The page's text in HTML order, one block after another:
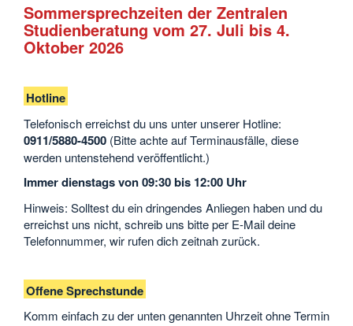
Sommersprechzeiten der Zentralen
Studienberatung vom 27. Juli bis 4.
Oktober 2026
Hotline
Telefonisch erreichst du uns unter unserer Hotline:
0911/5880-4500 (Bitte achte auf Terminausfälle, diese
werden untenstehend veröffentlicht.)
Immer dienstags von 09:30 bis 12:00 Uhr
Hinweis: Solltest du ein dringendes Anliegen haben und du
erreichst uns nicht, schreib uns bitte per E-Mail deine
Telefonnummer, wir rufen dich zeitnah zurück.
Offene Sprechstunde
Komm einfach zu der unten genannten Uhrzeit ohne Termin